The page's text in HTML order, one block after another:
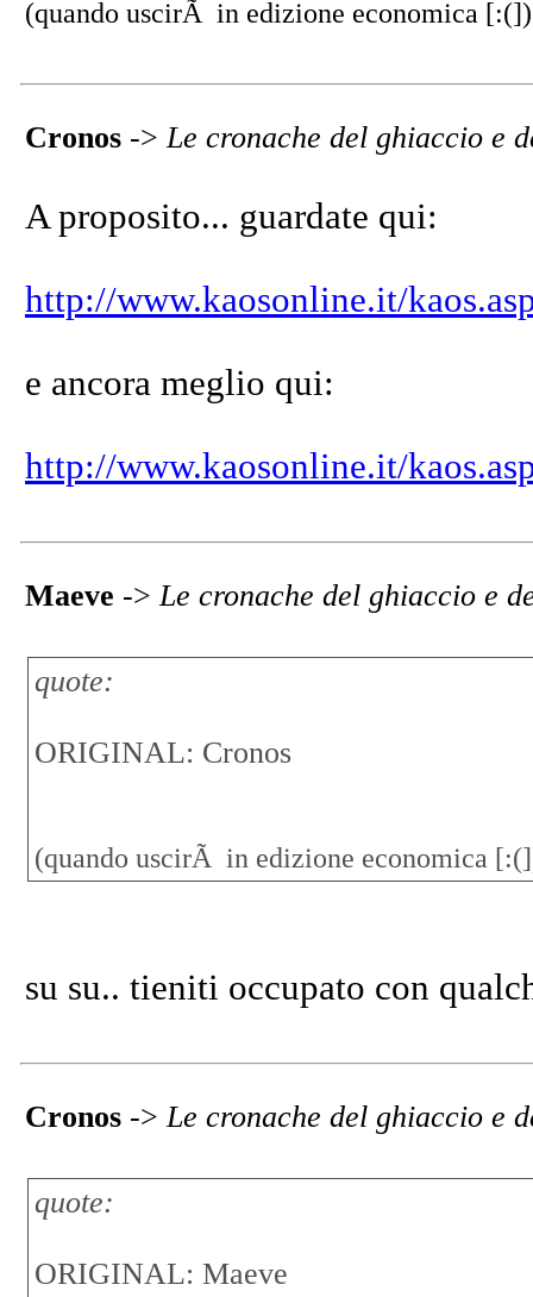
(quando uscirÃ in edizione economica [:(])
Cronos ->Le cronache del ghiaccio e
A proposito... guardate qui:
http://www.kaosonline.it/
e ancora meglio qui:
http://www.kaosonline.it/
Maeve ->Le cronache del ghiaccio e
quote:
ORIGINAL: Cronos
(quando uscirÃ in edizione economica
su su.. tieniti occupato con
Cronos ->Le cronache del ghiaccio e
quote:
ORIGINAL: Maeve